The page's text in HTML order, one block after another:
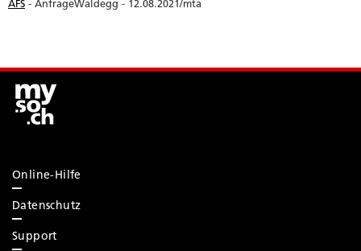
Online-Hilfe
Datenschutz
Support